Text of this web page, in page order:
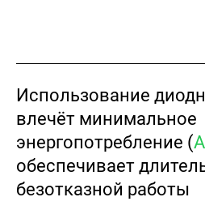
Использование
влечёт минимальное
энергопотребление (
обеспечивает
безотказной работы